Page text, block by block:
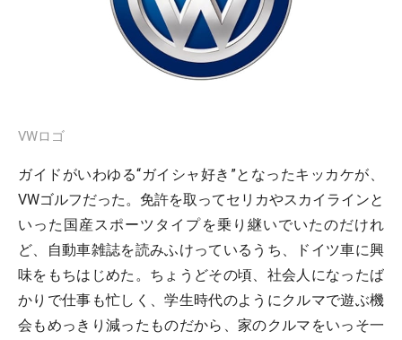
VWロゴ
ガイドがいわゆる“ガイシャ好き”となったキッカケが、
VWゴルフだった。免許を取ってセリカやスカイラインと
いった国産スポーツタイプを乗り継いでいたのだけれ
ど、自動車雑誌を読みふけっているうち、ドイツ車に興
味をもちはじめた。ちょうどその頃、社会人になったば
かりで仕事も忙しく、学生時代のようにクルマで遊ぶ機
会もめっきり減ったものだから、家のクルマをいっそ一